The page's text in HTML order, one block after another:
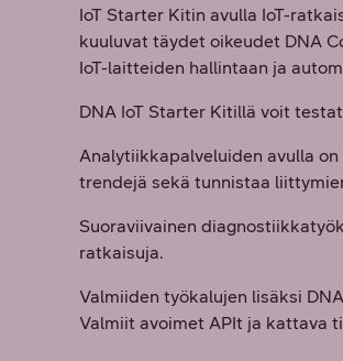
IoT Starter Kitin avulla IoT-
kuuluvat täydet oikeudet DNA
IoT-laitteiden hallintaan ja
DNA IoT Starter Kitillä voit
Analytiikkapalveluiden avulla
trendejä sekä tunnistaa
Suoraviivainen
ratkaisuja.
Valmiiden työkalujen lisäksi
Valmiit avoimet APIt ja kattava